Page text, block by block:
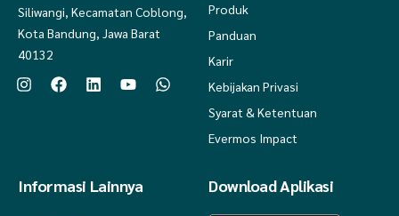
Siliwangi, Kecamatan Coblong,
Kota Bandung, Jawa Barat
40132
Produk
Panduan
Karir
Kebijakan Privasi
Syarat & Ketentuan
Evermos Impact
Informasi Lainnya Download Aplikasi